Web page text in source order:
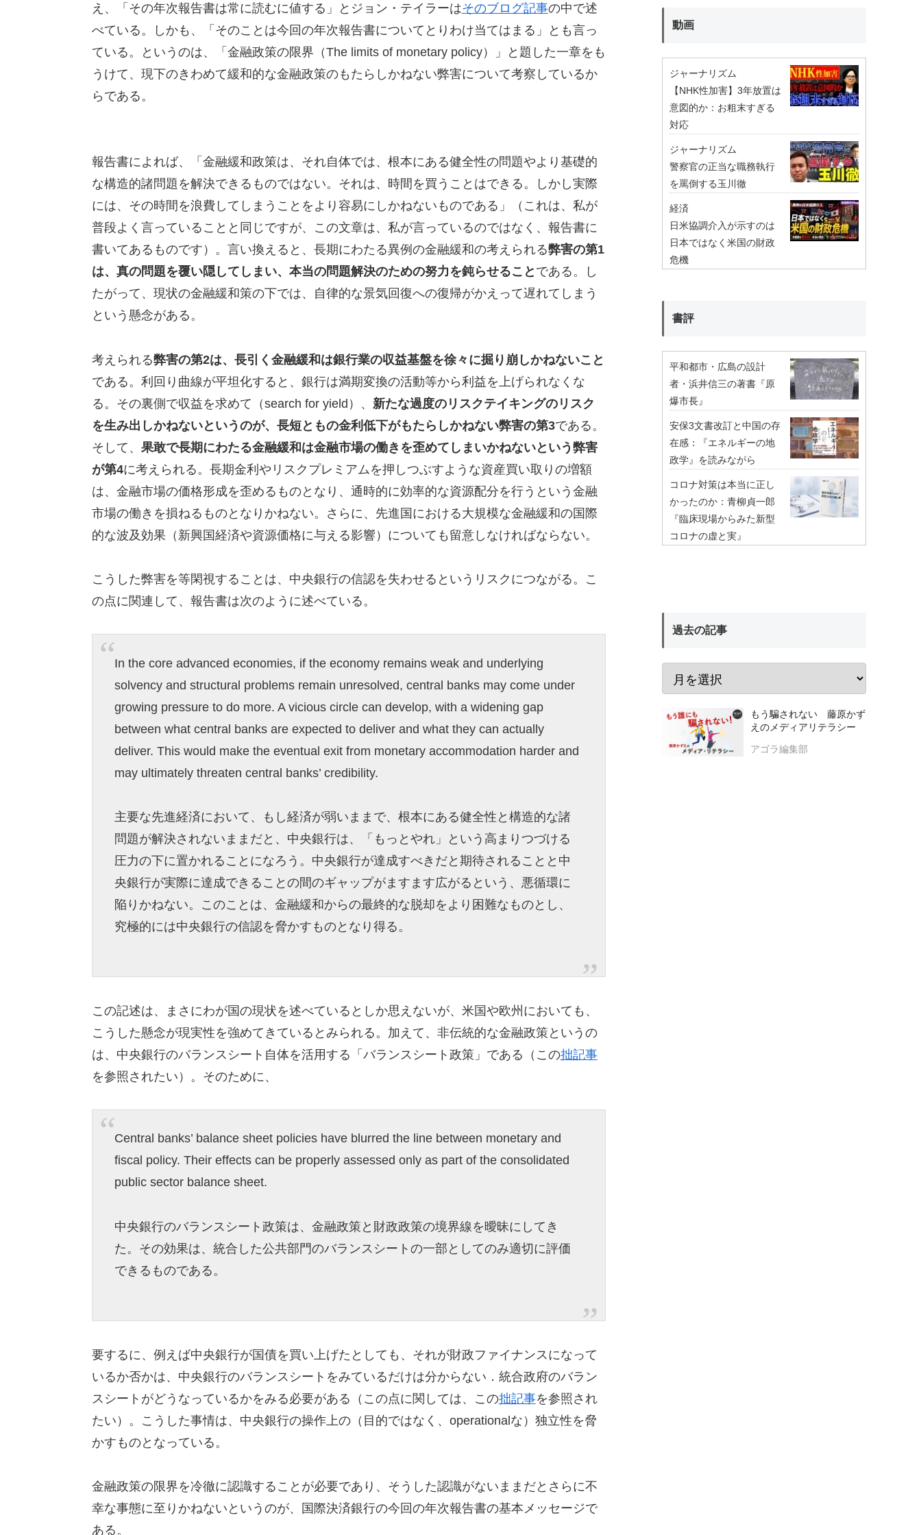
え、「その年次報告書は常に読むに値する」とジョン・テイラーはそのブログ記事の中で述
べている。しかも、「そのことは今回の年次報告書についてとりわけ当てはまる」とも言っ
ている。というのは、「金融政策の限界（The limits of monetary policy）」と題した一章をも
うけて、現下のきわめて緩和的な金融政策のもたらしかねない弊害について考察しているか
らである。
報告書によれば、「金融緩和政策は、それ自体では、根本にある健全性の問題やより基礎的
な構造的諸問題を解決できるものではない。それは、時間を買うことはできる。しかし実際
には、その時間を浪費してしまうことをより容易にしかねないものである」（これは、私が
普段よく言っていることと同じですが、この文章は、私が言っているのではなく、報告書に
書いてあるものです）。言い換えると、長期にわたる異例の金融緩和の考えられる弊害の第1
は、真の問題を覆い隠してしまい、本当の問題解決のための努力を鈍らせること である。し
たがって、現状の金融緩和策の下では、自律的な景気回復への復帰がかえって遅れてしまう
という懸念がある。
考えられる弊害の第2は、長引く金融緩和は銀行業の収益基盤を徐々に掘り崩しかねないこと
である。利回り曲線が平坦化すると、銀行は満期変換の活動等から利益を上げられなくな
る。その裏側で収益を求めて（search for yield）、 新たな過度のリスクテイキングのリスク
を生み出しかねないというのが、長短ともの金利低下がもたらしかねない弊害の第3である。
そして、 果敢で長期にわたる金融緩和は金融市場の働きを歪めてしまいかねないという弊害
が第4に考えられる。長期金利やリスクプレミアムを押しつぶすような資産買い取りの増額
は、金融市場の価格形成を歪めるものとなり、通時的に効率的な資源配分を行うという金融
市場の働きを損ねるものとなりかねない。さらに、先進国における大規模な金融緩和の国際
的な波及効果（新興国経済や資源価格に与える影響）についても留意しなければならない。
こうした弊害を等閑視することは、中央銀行の信認を失わせるというリスクにつながる。こ
の点に関連して、報告書は次のように述べている。
In the core advanced economies, if the economy remains weak and underlying
solvency and structural problems remain unresolved, central banks may come under
growing pressure to do more. A vicious circle can develop, with a widening gap
between what central banks are expected to deliver and what they can actually
deliver. This would make the eventual exit from monetary accommodation harder and
may ultimately threaten central banks’ credibility.
主要な先進経済において、もし経済が弱いままで、根本にある健全性と構造的な諸
問題が解決されないままだと、中央銀行は、「もっとやれ」という高まりつづける
圧力の下に置かれることになろう。中央銀行が達成すべきだと期待されることと中
央銀行が実際に達成できることの間のギャップがますます広がるという、悪循環に
陥りかねない。このことは、金融緩和からの最終的な脱却をより困難なものとし、
究極的には中央銀行の信認を脅かすものとなり得る。
この記述は、まさにわが国の現状を述べているとしか思えないが、米国や欧州においても、
こうした懸念が現実性を強めてきているとみられる。加えて、非伝統的な金融政策というの
は、中央銀行のバランスシート自体を活用する「バランスシート政策」である（この拙記事
を参照されたい）。そのために、
Central banks’ balance sheet policies have blurred the line between monetary and
fiscal policy. Their effects can be properly assessed only as part of the consolidated
public sector balance sheet.
中央銀行のバランスシート政策は、金融政策と財政政策の境界線を曖昧にしてき
た。その効果は、統合した公共部門のバランスシートの一部としてのみ適切に評価
できるものである。
要するに、例えば中央銀行が国債を買い上げたとしても、それが財政ファイナンスになって
いるか否かは、中央銀行のバランスシートをみているだけは分からない．統合政府のバラン
スシートがどうなっているかをみる必要がある（この点に関しては、この拙記事を参照され
たい）。こうした事情は、中央銀行の操作上の（目的ではなく、operationalな）独立性を脅
かすものとなっている。
金融政策の限界を冷徹に認識することが必要であり、そうした認識がないままだとさらに不
幸な事態に至りかねないというのが、国際決済銀行の今回の年次報告書の基本メッセージで
ある。
動画
ジャーナリズム
【NHK性加害】3年放置は
意図的か：お粗末すぎる
対応
ジャーナリズム
警察官の正当な職務執行
を罵倒する玉川徹
経済
日米協調介入が示すのは
日本ではなく米国の財政
危機
書評
平和都市・広島の設計
者・浜井信三の著書『原
爆市長』
安保3文書改訂と中国の存
在感：『エネルギーの地
政学』を読みながら
コロナ対策は本当に正し
かったのか：青柳貞一郎
『臨床現場からみた新型
コロナの虚と実』
過去の記事
もう騙されない 藤原かず
えのメディアリテラシー
アゴラ編集部